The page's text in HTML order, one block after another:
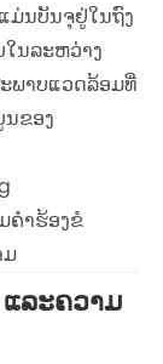
ມ່ນບັນຈຸຢູ່ໃນຖົງ
ນລະຫວ່າງ
ພາບແວດລ້ອມທີ່
ຂອງ
ຄໍາຮ້ອງຂໍ
ລະຄວາມ